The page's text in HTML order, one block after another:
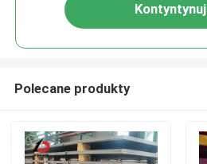
Kontyntynuj
Polecane produkty